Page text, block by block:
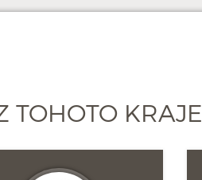
TOHOTO KRAJE